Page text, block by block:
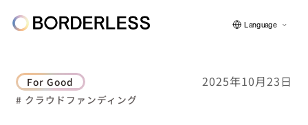
Language
For Good 2025年10月23日
# クラウドファンディング